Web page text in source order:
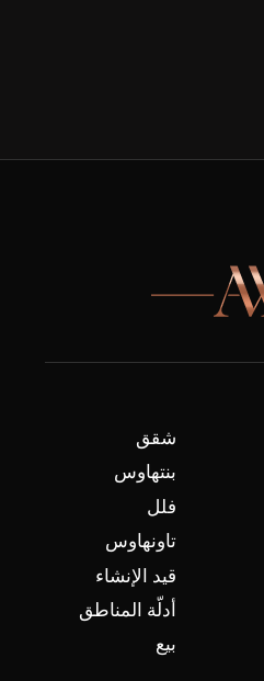
شقق
بنتهاوس
فلل
تاونهاوس
قيد الإنشاء
أدلّة المناطق
بيع